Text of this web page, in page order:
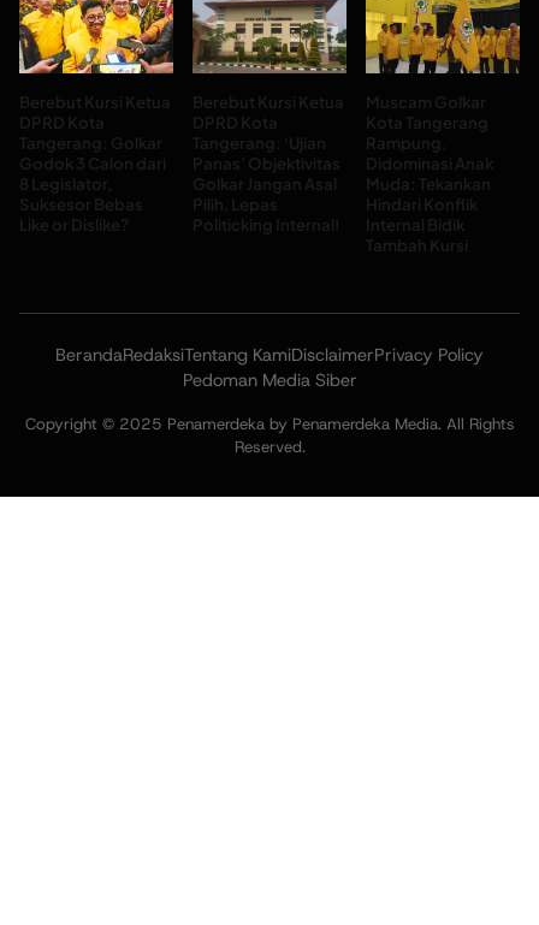
Berebut Kursi Ketua
DPRD Kota
Tangerang: Golkar
Godok 3 Calon dari
8 Legislator,
Suksesor Bebas
Like or Dislike?
Berebut Kursi Ketua
DPRD Kota
Tangerang: ‘Ujian
Panas’ Objektivitas
Golkar Jangan Asal
Pilih, Lepas
Politicking Internal!
Muscam Golkar
Kota Tangerang
Rampung,
Didominasi Anak
Muda: Tekankan
Hindari Konflik
Internal Bidik
Tambah Kursi
BerandaRedaksiTentang KamiDisclaimerPrivacy Policy
Pedoman Media Siber
Copyright © 2025 Penamerdeka by Penamerdeka Media. All Rights
Reserved.